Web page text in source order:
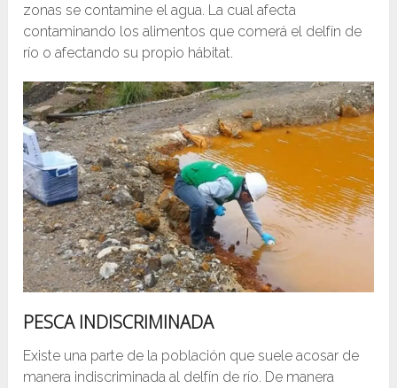
zonas se contamine el agua. La cual afecta
contaminando los alimentos que comerá el delfín de
río o afectando su propio hábitat.
PESCA INDISCRIMINADA
Existe una parte de la población que suele acosar de
manera indiscriminada al delfín de río. De manera